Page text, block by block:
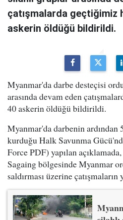
çatışmalarda geçtiğimiz
askerin öldüğü bildirildi.
Myanmar'da darbe desteçisi
arasında devam eden
40 askerin öldüğü bildirildi.
Myanmar'da darbenin ardından
kurduğu Halk Savunma
Force PDF) yapılan
Sagaing bölgesinde Myanmar
saldırması üzerine